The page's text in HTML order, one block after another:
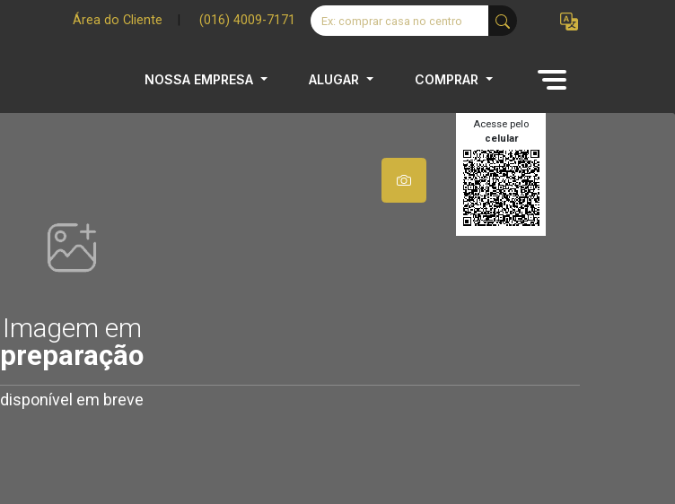
Área do Cliente (016) 4009-7171
NOSSA EMPRESA ALUGAR COMPRAR
Imagem em
preparação
disponível em breve
Acesse pelo
celular